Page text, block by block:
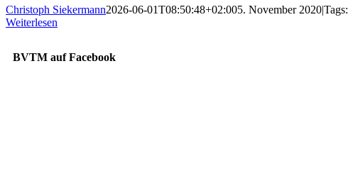
Christoph Siekermann2026-06-01T08:50:48+02:005. November 2020|Tags:
Weiterlesen
BVTM auf Facebook